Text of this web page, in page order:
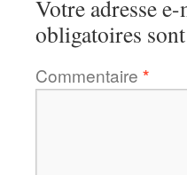
Votre adresse
obligatoires
Commentaire *